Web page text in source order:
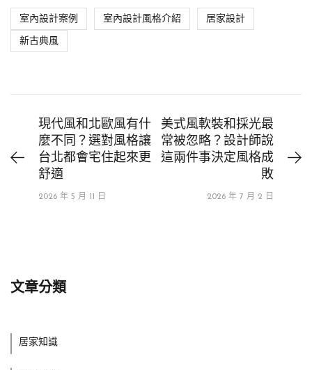
室內設計案例 室內設計風格介紹 居家設計
新古典風
現代風和北歐風有什
麼不同？選對風格讓
台北都會宅住起來更
舒適
2026 年 5 月 11 日
美式風軟裝和採光最
常被忽略？設計師說
這兩件事決定風格成
敗
2026 年 7 月 2 日
文章分類
居家知識